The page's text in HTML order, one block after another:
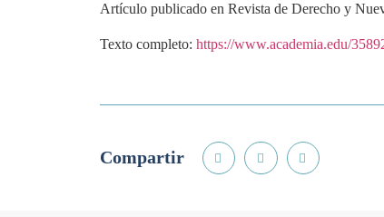
Artículo publicado en Revista de Derecho y
Texto completo: https://www.academia.edu/
Compartir